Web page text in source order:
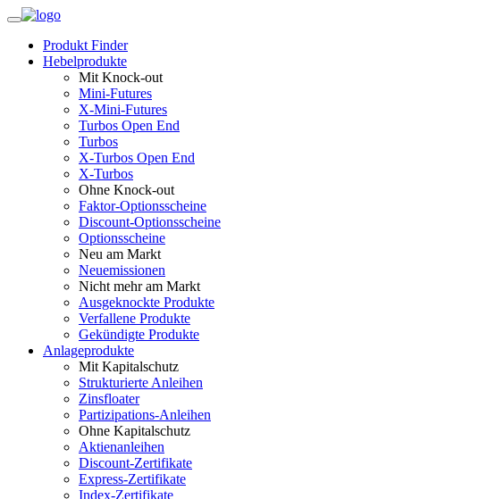
Produkt Finder
Hebelprodukte
Mit Knock-out
Mini-Futures
X-Mini-Futures
Turbos Open End
Turbos
X-Turbos Open End
X-Turbos
Ohne Knock-out
Faktor‑Optionsscheine
Discount-Optionsscheine
Optionsscheine
Neu am Markt
Neuemissionen
Nicht mehr am Markt
Ausgeknockte Produkte
Verfallene Produkte
Gekündigte Produkte
Anlageprodukte
Mit Kapitalschutz
Strukturierte Anleihen
Zinsfloater
Partizipations-Anleihen
Ohne Kapitalschutz
Aktienanleihen
Discount-Zertifikate
Express-Zertifikate
Index-Zertifikate